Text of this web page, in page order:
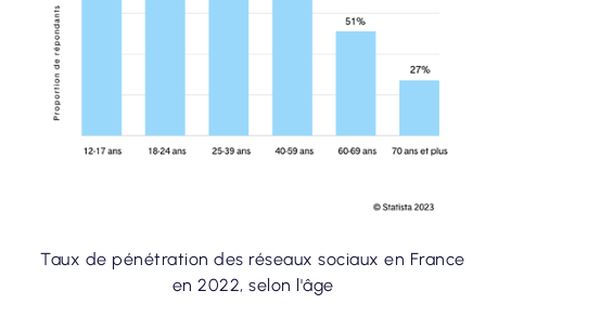
Taux de pénétration des réseaux sociaux en France
en 2022, selon l'âge